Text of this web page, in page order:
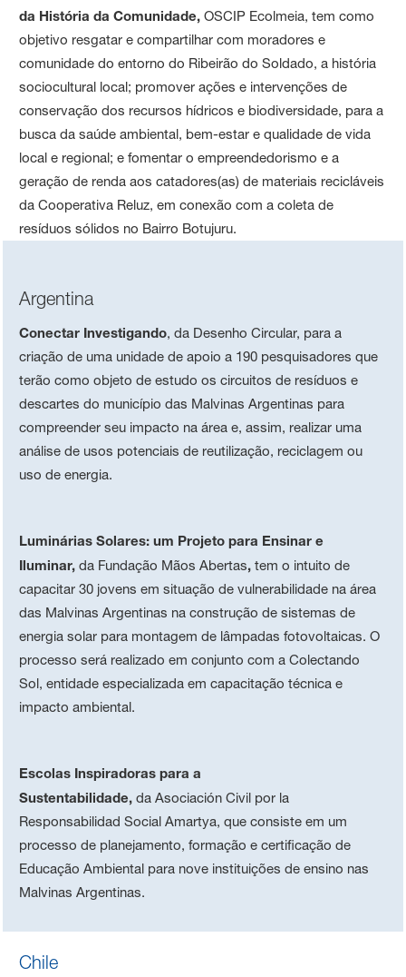
da História da Comunidade, OSCIP Ecolmeia, tem como
objetivo resgatar e compartilhar com moradores e
comunidade do entorno do Ribeirão do Soldado, a história
sociocultural local; promover ações e intervenções de
conservação dos recursos hídricos e biodiversidade, para a
busca da saúde ambiental, bem-estar e qualidade de vida
local e regional; e fomentar o empreendedorismo e a
geração de renda aos catadores(as) de materiais recicláveis
da Cooperativa Reluz, em conexão com a coleta de
resíduos sólidos no Bairro Botujuru.
Argentina
Conectar Investigando, da Desenho Circular, para a
criação de uma unidade de apoio a 190 pesquisadores que
terão como objeto de estudo os circuitos de resíduos e
descartes do município das Malvinas Argentinas para
compreender seu impacto na área e, assim, realizar uma
análise de usos potenciais de reutilização, reciclagem ou
uso de energia.
Luminárias Solares: um Projeto para Ensinar e
Iluminar,da Fundação Mãos Abertas,tem o intuito de
capacitar 30 jovens em situação de vulnerabilidade na área
das Malvinas Argentinas na construção de sistemas de
energia solar para montagem de lâmpadas fotovoltaicas. O
processo será realizado em conjunto com a Colectando
Sol, entidade especializada em capacitação técnica e
impacto ambiental.
Escolas Inspiradoras para a
Sustentabilidade,da Asociación Civil por la
Responsabilidad Social Amartya, que consiste em um
processo de planejamento, formação e certificação de
Educação Ambiental para nove instituições de ensino nas
Malvinas Argentinas.
Chile